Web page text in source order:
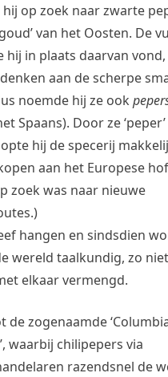
op zoek naar zwarte
van het Oosten. De
hij in plaats daarvan vond,
aan de scherpe
noemde hij ze ook
Spaans). Door ze
hij de specerij
aan het Europese
zoek was naar nieuwe
hangen en sindsdien
wereld taalkundig, zo niet
elkaar vermengd.
de zogenaamde
waarbij chilipepers via
razendsnel de